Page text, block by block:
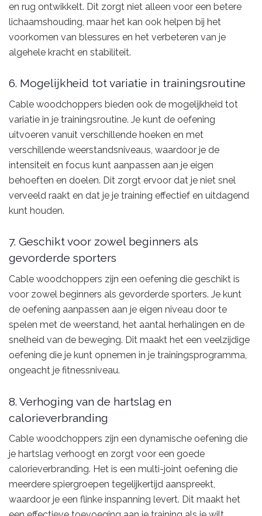
en rug ontwikkelt. Dit zorgt niet alleen voor een betere
lichaamshouding, maar het kan ook helpen bij het
voorkomen van blessures en het verbeteren van je
algehele kracht en stabiliteit.
6. Mogelijkheid tot variatie in trainingsroutine
Cable woodchoppers bieden ook de mogelijkheid tot
variatie in je trainingsroutine. Je kunt de oefening
uitvoeren vanuit verschillende hoeken en met
verschillende weerstandsniveaus, waardoor je de
intensiteit en focus kunt aanpassen aan je eigen
behoeften en doelen. Dit zorgt ervoor dat je niet snel
verveeld raakt en dat je je training effectief en uitdagend
kunt houden.
7. Geschikt voor zowel beginners als
gevorderde sporters
Cable woodchoppers zijn een oefening die geschikt is
voor zowel beginners als gevorderde sporters. Je kunt
de oefening aanpassen aan je eigen niveau door te
spelen met de weerstand, het aantal herhalingen en de
snelheid van de beweging. Dit maakt het een veelzijdige
oefening die je kunt opnemen in je trainingsprogramma,
ongeacht je fitnessniveau.
8. Verhoging van de hartslag en
calorieverbranding
Cable woodchoppers zijn een dynamische oefening die
je hartslag verhoogt en zorgt voor een goede
calorieverbranding. Het is een multi-joint oefening die
meerdere spiergroepen tegelijkertijd aanspreekt,
waardoor je een flinke inspanning levert. Dit maakt het